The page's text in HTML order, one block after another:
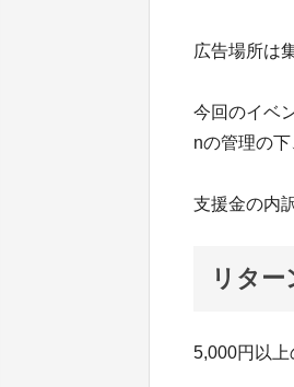
広告場所は
今回のイベ
nの管理の下
支援金の内
リタ
5,000円以上